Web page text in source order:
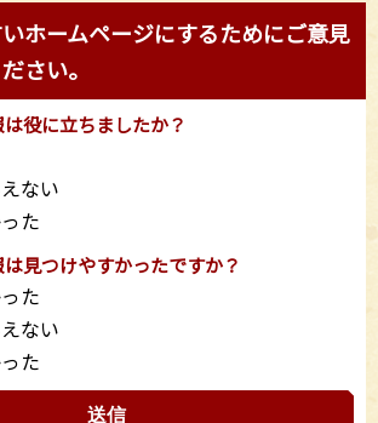
ホームページにするためにご意見
さい。
役に立ちましたか？
ない
た
見つけやすかったですか？
た
ない
た